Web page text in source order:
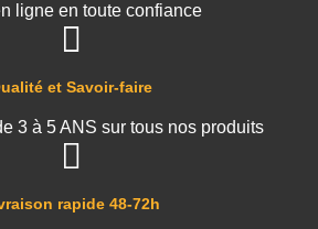
rapide 48-72h
et Savoir-faire
3 à 5 ANS sur tous nos produits
ligne en toute confiance